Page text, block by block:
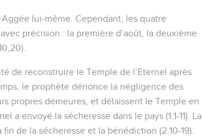
lui-même. Cependant, les quatre
précision : la première d’août, la deuxième
de reconstruire le Temple de l’Eternel après
le prophète dénonce la négligence des
propres demeures, et délaissent le Temple en
a envoyé la sécheresse dans le pays (1.1-11). La
de la sécheresse et la bénédiction (2.10-19).